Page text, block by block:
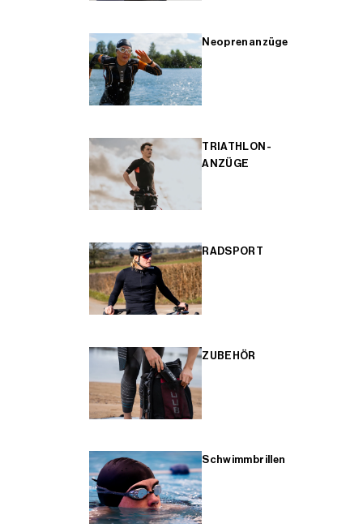
Neoprenanzüge
TRIATHLON-
ANZÜGE
RADSPORT
ZUBEHÖR
Schwimmbrillen